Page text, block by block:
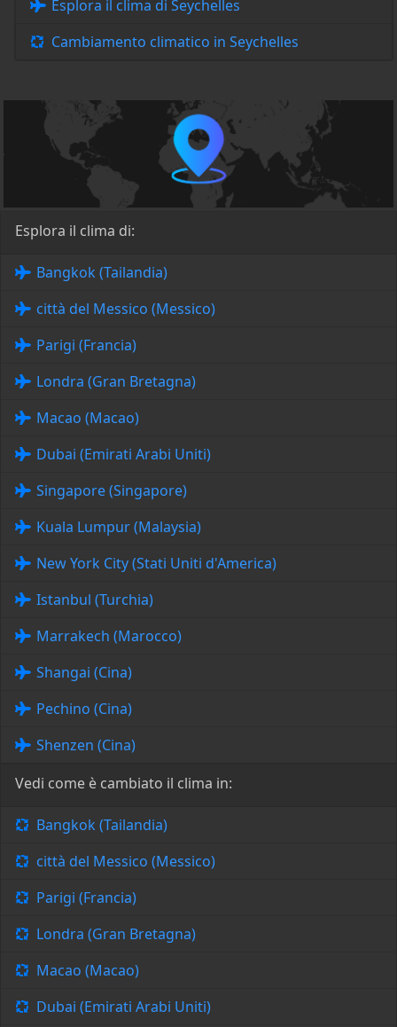
Esplora il clima di Seychelles
Cambiamento climatico in Seychelles
Esplora il clima di:
Bangkok (Tailandia)
città del Messico (Messico)
Parigi (Francia)
Londra (Gran Bretagna)
Macao (Macao)
Dubai (Emirati Arabi Uniti)
Singapore (Singapore)
Kuala Lumpur (Malaysia)
New York City (Stati Uniti d'America)
Istanbul (Turchia)
Marrakech (Marocco)
Shangai (Cina)
Pechino (Cina)
Shenzen (Cina)
Vedi come è cambiato il clima in:
Bangkok (Tailandia)
città del Messico (Messico)
Parigi (Francia)
Londra (Gran Bretagna)
Macao (Macao)
Dubai (Emirati Arabi Uniti)